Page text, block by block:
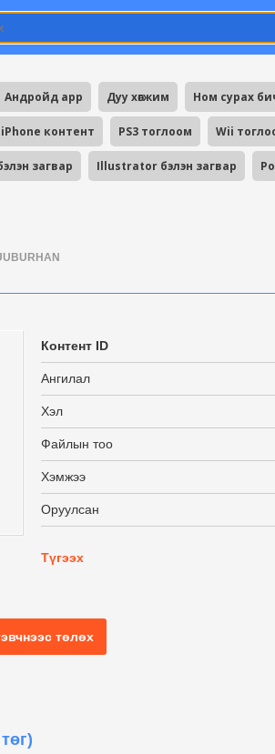
Андройд app Дуу хөгжим Ном сурах
iPhone контент PS3 тоглоом Wii
загвар Illustrator бэлэн загвар
Контент ID
Ангилал
Хэл
Файлын тоо
Хэмжээ
Оруулсан
Түгээх
төлөх